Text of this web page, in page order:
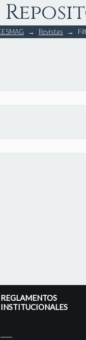
→ Revistas →
REGLAMENTOS
INSTITUCIONALES